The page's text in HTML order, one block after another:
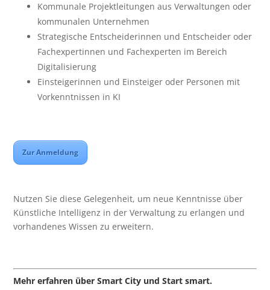
Kommunale Projektleitungen aus Verwaltungen oder
kommunalen Unternehmen
Strategische Entscheiderinnen und Entscheider oder
Fachexpertinnen und Fachexperten im Bereich
Digitalisierung
Einsteigerinnen und Einsteiger oder Personen mit
Vorkenntnissen in KI
Zur Anmeldung
Nutzen Sie diese Gelegenheit, um neue Kenntnisse über
Künstliche Intelligenz in der Verwaltung zu erlangen und
vorhandenes Wissen zu erweitern.
Mehr erfahren über Smart City und Start smart.